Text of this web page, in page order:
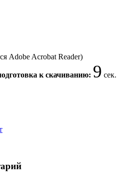
Adobe Acrobat Reader)
к скачиванию: 9 сек.